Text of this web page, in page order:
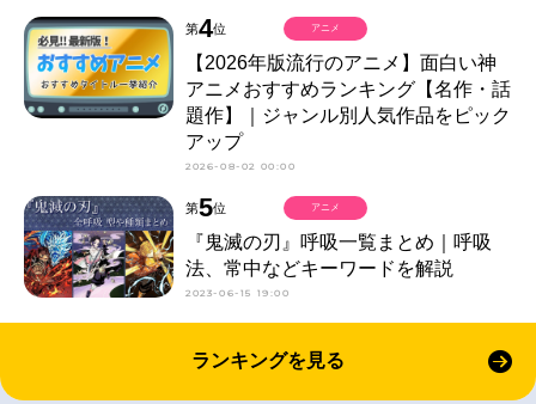
第4位
【2026年版流行のアニメ】面白い神
アニメおすすめランキング【名作・話
題作】｜ジャンル別人気作品をピック
アップ
2026-08-02 00:00
アニメ
第5位
『鬼滅の刃』呼吸一覧まとめ｜呼吸
法、常中などキーワードを解説
2023-06-15 19:00
アニメ
ランキングを見る